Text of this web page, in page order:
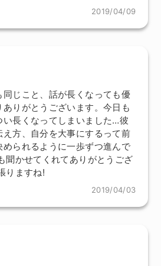
2019/04/09
同じこと、話が長くなっても優
ありがとうございます。今日も
い長くなってしまいました…彼
え方、自分を大事にするって前
られるように一歩ずつ進んで
聞かせてくれてありがとうござ
りますね!
2019/04/03